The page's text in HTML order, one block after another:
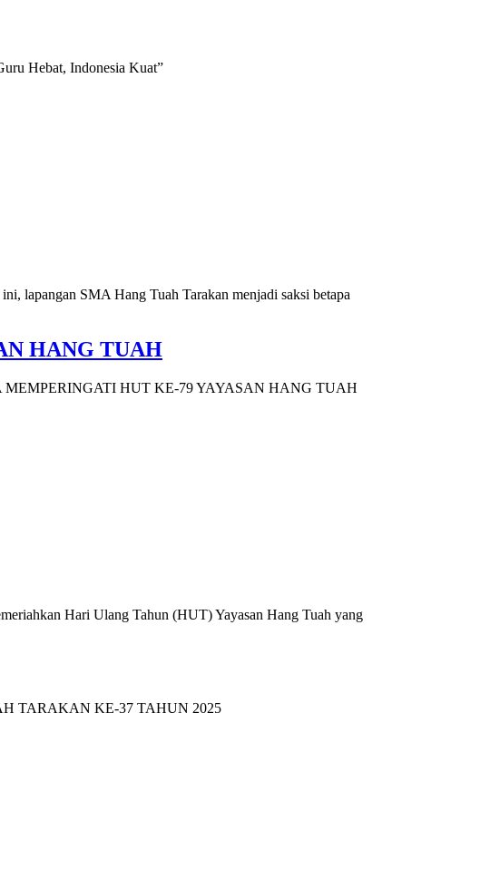
Hebat, Indonesia Kuat”
lapangan SMA Hang Tuah Tarakan menjadi saksi betapa
HANG TUAH
HUT KE-79 YAYASAN HANG TUAH
Hari Ulang Tahun (HUT) Yayasan Hang Tuah yang
TARAKAN KE-37 TAHUN 2025